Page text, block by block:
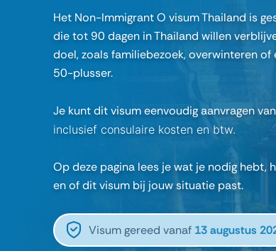
Het Non-Immigrant O visum Thailand is
die tot 90 dagen in Thailand willen
doel, zoals familiebezoek, overwinteren of
50-plusser.
Je kunt dit visum eenvoudig aanvragen
inclusief consulaire kosten en btw.
Op deze pagina lees je wat je nodig hebt,
en of dit visum bij jouw situatie past.
Visum gereed vanaf 13 augustus